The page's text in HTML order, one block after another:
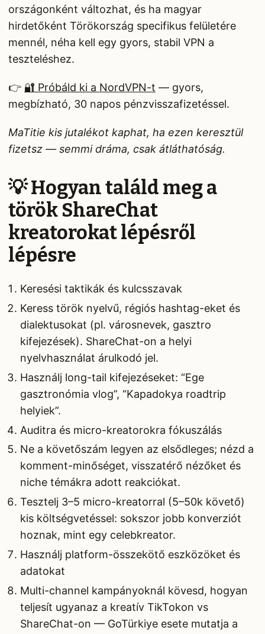
országonként változhat, és ha magyar
hirdetőként Törökország specifikus felületére
mennél, néha kell egy gyors, stabil VPN a
teszteléshez.
👉 🔐 Próbáld ki a NordVPN-t — gyors,
megbízható, 30 napos pénzvisszafizetéssel.
MaTitie kis jutalékot kaphat, ha ezen keresztül
fizetsz — semmi dráma, csak átláthatóság.
💡 Hogyan találd meg a
török ShareChat
kreatorokat lépésről
lépésre
Keresési taktikák és kulcsszavak
Keress török nyelvű, régiós hashtag-eket és
dialektusokat (pl. városnevek, gasztro
kifejezések). ShareChat-on a helyi
nyelvhasználat árulkodó jel.
Használj long-tail kifejezéseket: “Ege
gasztronómia vlog”, “Kapadokya roadtrip
helyiek”.
Auditra és micro-kreatorokra fókuszálás
Ne a követőszám legyen az elsődleges; nézd a
komment-minőséget, visszatérő nézőket és
niche témákra adott reakciókat.
Tesztelj 3–5 micro-kreatorral (5–50k követő)
kis költségvetéssel: sokszor jobb konverziót
hoznak, mint egy celebkreator.
Használj platform-összekötő eszközöket és
adatokat
Multi-channel kampányoknál kövesd, hogyan
teljesít ugyanaz a kreatív TikTokon vs
ShareChat-on — GoTürkiye esete mutatja a